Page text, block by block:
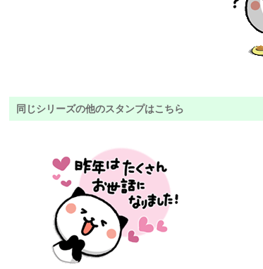
同じシリーズの他のスタンプはこちら